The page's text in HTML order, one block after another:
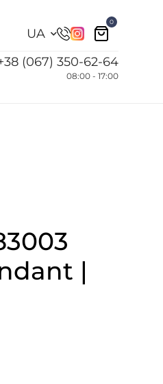
UA
0
(067) 350-62-64
08:00 - 17:00
|